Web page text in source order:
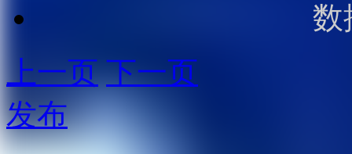
数
上一页 下一页
发布